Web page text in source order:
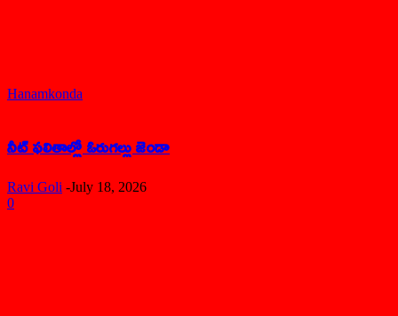
Hanamkonda
నీట్ ఫలితాల్లో ఓరుగల్లు జెండా
Ravi Goli -July 18, 2026
0